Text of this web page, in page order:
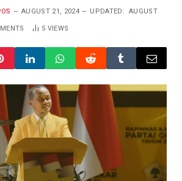
AUGUST 21, 2024 UPDATED: AUGUST
5 VIEWS